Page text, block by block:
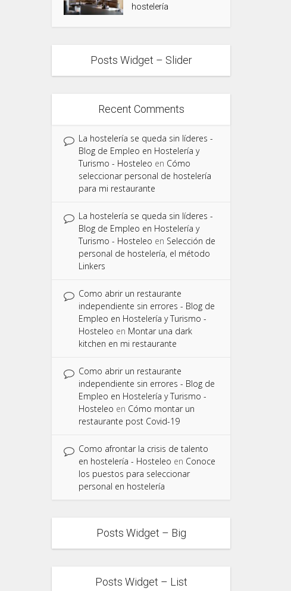
hostelería
Posts Widget – Slider
Recent Comments
La hostelería se queda sin líderes -
Blog de Empleo en Hostelería y
Turismo - Hosteleo en Cómo
seleccionar personal de hostelería
para mi restaurante
La hostelería se queda sin líderes -
Blog de Empleo en Hostelería y
Turismo - Hosteleo en Selección de
personal de hostelería, el método
Linkers
Como abrir un restaurante
independiente sin errores - Blog de
Empleo en Hostelería y Turismo -
Hosteleo en Montar una dark
kitchen en mi restaurante
Como abrir un restaurante
independiente sin errores - Blog de
Empleo en Hostelería y Turismo -
Hosteleo en Cómo montar un
restaurante post Covid-19
Como afrontar la crisis de talento
en hostelería - Hosteleo en Conoce
los puestos para seleccionar
personal en hostelería
Posts Widget – Big
Posts Widget – List